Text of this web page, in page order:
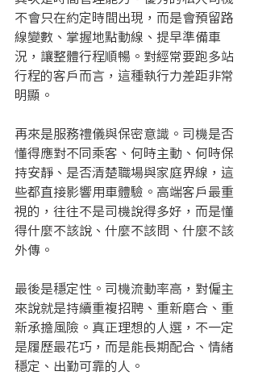
不會只在約定時間出現，而是會預留路
線變數、掌握地點動線、提早準備車
況，讓整體行程順暢。對經常要跑多站
行程的客戶而言，這種執行力差距非常
明顯。
再來是服務禮儀與保密意識。司機是否
懂得應對不同乘客、何時主動、何時保
持安靜、是否清楚職場與家庭界線，這
些都直接影響用車體驗。高端客戶最重
視的，往往不是司機說得多好，而是懂
得什麼不該說、什麼不該問、什麼不該
外傳。
最後是穩定性。司機流動率高，對僱主
來說就是持續重複招聘、重新磨合、重
新承擔風險。真正理想的人選，不一定
是履歷最花巧，而是能長期配合、情緒
穩定、出勤可靠的人。